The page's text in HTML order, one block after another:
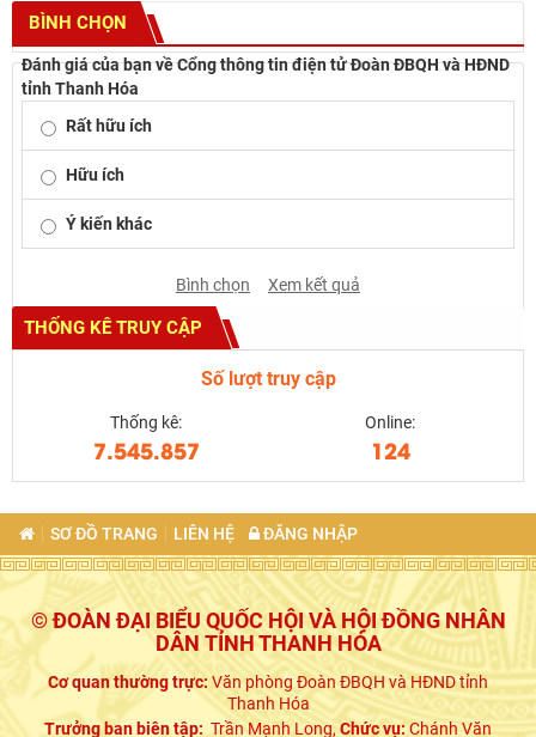
BÌNH CHỌN
Đánh giá của bạn về Cổng thông tin điện tử Đoàn ĐBQH và HĐND
tỉnh Thanh Hóa
Rất hữu ích
Hữu ích
Ý kiến khác
Bình chọn Xem kết quả
THỐNG KÊ TRUY CẬP
Số lượt truy cập
Thống kê:
7.545.857
Online:
124
SƠ ĐỒ TRANG LIÊN HỆ ĐĂNG NHẬP
© ĐOÀN ĐẠI BIỂU QUỐC HỘI VÀ HỘI ĐỒNG NHÂN
DÂN TỈNH THANH HÓA
Cơ quan thường trực:Văn phòng Đoàn ĐBQH và HĐND tỉnh
Thanh Hóa
Trưởng ban biên tập: Trần Mạnh Long,Chức vụ:Chánh Văn